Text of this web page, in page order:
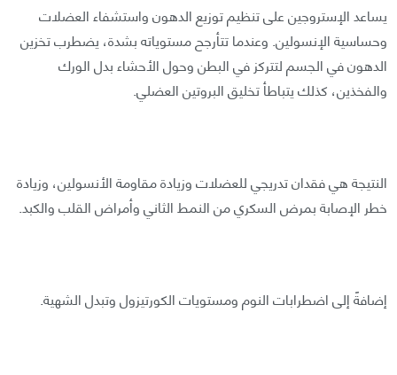
يساعد الإستروجين على تنظيم توزيع الدهون واستشفاء العضلات
وحساسية الإنسولين. وعندما تتأرجح مستوياته بشدة، يضطرب تخزين
الدهون في الجسم لتتركز في البطن وحول الأحشاء بدل الورك
والفخذين، كذلك يتباطأ تخليق البروتين العضلي.
النتيجة هي فقدان تدريجي للعضلات وزيادة مقاومة الأنسولين، وزيادة
خطر الإصابة بمرض السكري من النمط الثاني وأمراض القلب والكبد.
إضافةً إلى اضطرابات النوم ومستويات الكورتيزول وتبدل الشهية.